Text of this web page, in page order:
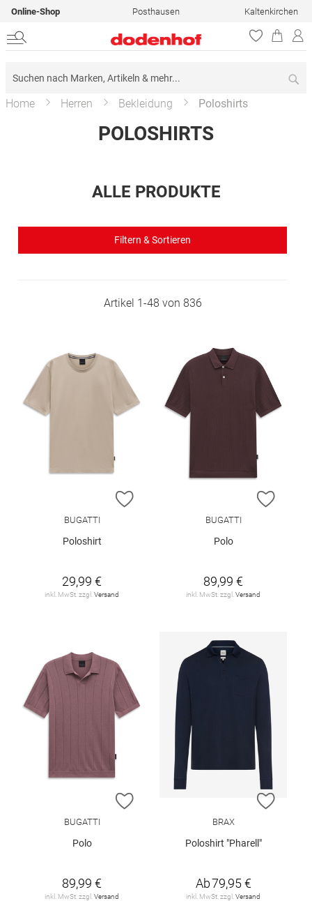
Online-Shop Posthausen Kaltenkirchen
Home Herren Bekleidung Poloshirts
POLOSHIRTS
ALLE PRODUKTE
Filtern & Sortieren
Artikel 1-48 von 836
ZUR WUNSCHLISTE HINZUFÜGEN
BUGATTI
Poloshirt
29,99 €
inkl. MwSt. zzgl. Versand
ZUR
BUGATTI
Polo
89,99 €
inkl. MwSt. zzgl. Versand
ZUR WUNSCHLISTE HINZUFÜGEN
BUGATTI
Polo
89,99 €
inkl. MwSt. zzgl. Versand
ZUR
BRAX
Poloshirt "Pharell"
Ab79,95 €
inkl. MwSt. zzgl. Versand